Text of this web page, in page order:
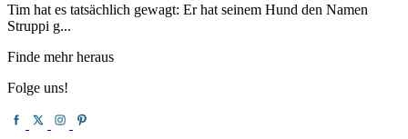
Tim hat es tatsächlich gewagt: Er hat seinem Hund den Namen
Struppi g...
Finde mehr heraus
Folge uns!